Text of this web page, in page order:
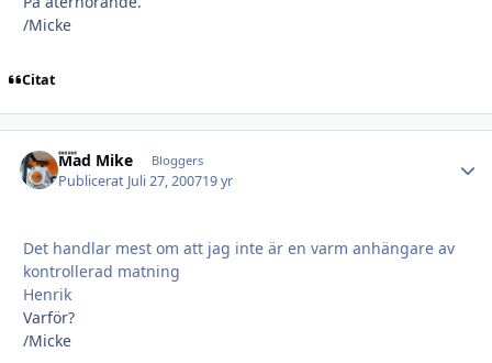
/Micke
Citat
Mad Mike Bloggers
Publicerat Juli 27, 200719 yr
Det handlar mest om att jag inte är en varm anhängare av
kontrollerad matning
Henrik
Varför?
/Micke